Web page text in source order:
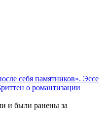
себя памятников». Эссе
о романтизации
и были ранены за